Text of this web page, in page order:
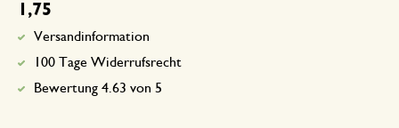
1,75
Versandinformation
100 Tage Widerrufsrecht
Bewertung 4.63 von 5